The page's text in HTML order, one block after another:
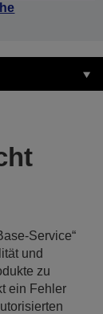
Service“
und
zu
ein Fehler